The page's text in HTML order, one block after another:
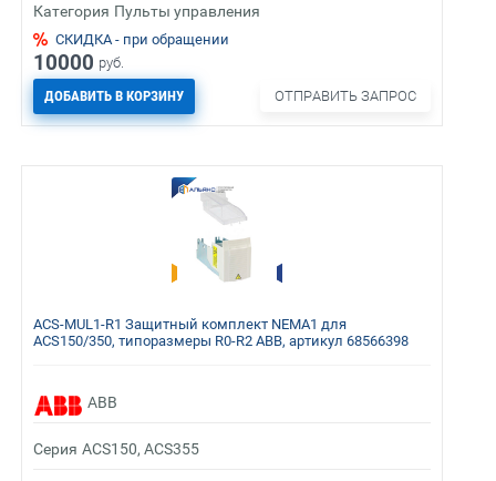
Категория Пульты управления
СКИДКА - при обращении
10000 руб.
ДОБАВИТЬ В КОРЗИНУ ОТПРАВИТЬ ЗАПРОС
ACS-MUL1-R1 Защитный комплект NEMA1 для
ACS150/350, типоразмеры R0-R2 ABB, артикул 68566398
ABB
Серия ACS150, ACS355